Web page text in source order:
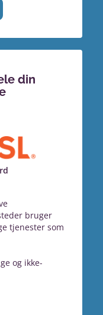
din
bruger
tjenester som
og ikke-